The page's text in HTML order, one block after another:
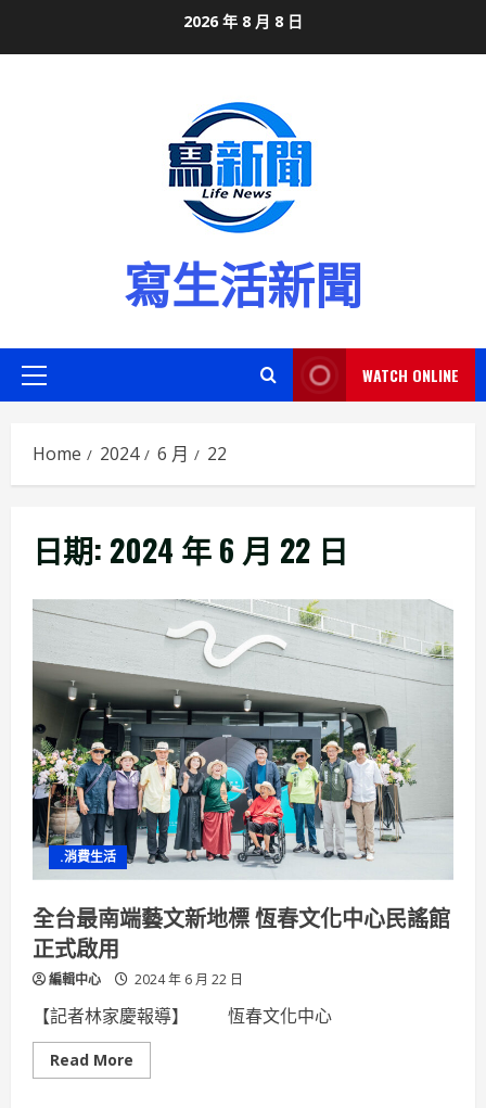
2026 年 8 月 8 日
寫生活新聞
Primary
WATCH ONLINE
Home 2024 6 月 22
日期: 2024 年 6 月 22 日
.消費生活
全台最南端藝文新地標 恆春文化中心民謠館
正式啟用
編輯中心 2024 年 6 月 22 日
【記者林家慶報導】 恆春文化中心
Read More
more